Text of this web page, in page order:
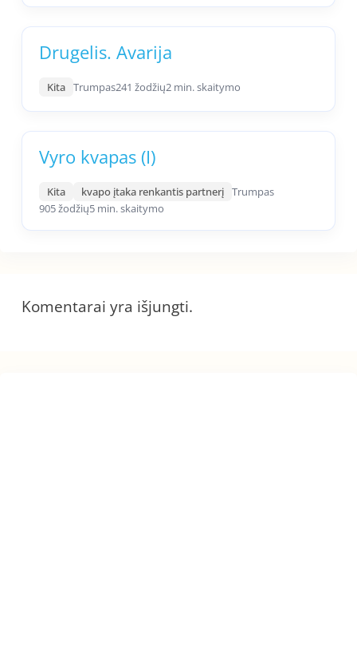
Drugelis. Avarija
Kita Trumpas241 žodžių2 min. skaitymo
Vyro kvapas (I)
Kita kvapo įtaka renkantis partnerį Trumpas
905 žodžių5 min. skaitymo
Komentarai yra išjungti.